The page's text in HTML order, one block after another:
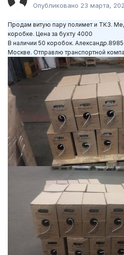
Опубликовано 23 марта,
Продам витую пару полимет и ТКЗ.
коробке. Цена за бухту 4000
В наличии 50 коробок.
Москве. Отправлю транспортной